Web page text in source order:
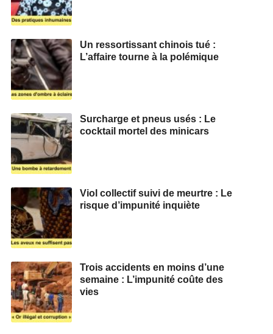
Un ressortissant chinois tué :
L’affaire tourne à la polémique
Surcharge et pneus usés : Le
cocktail mortel des minicars
Viol collectif suivi de meurtre : Le
risque d’impunité inquiète
Trois accidents en moins d’une
semaine : L’impunité coûte des
vies